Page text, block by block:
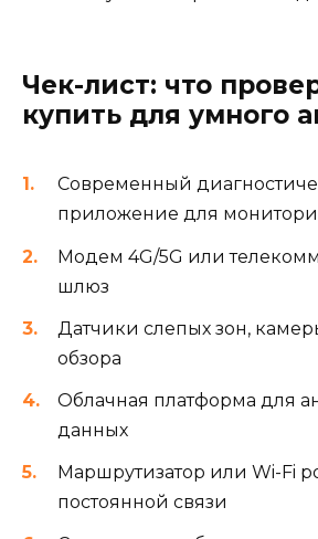
Чек-лист: что
купить для умного
Современный
приложение для
Модем 4G/5G или
шлюз
Датчики слепых зон,
обзора
Облачная платформа для
данных
Маршрутизатор или Wi-Fi
постоянной связи